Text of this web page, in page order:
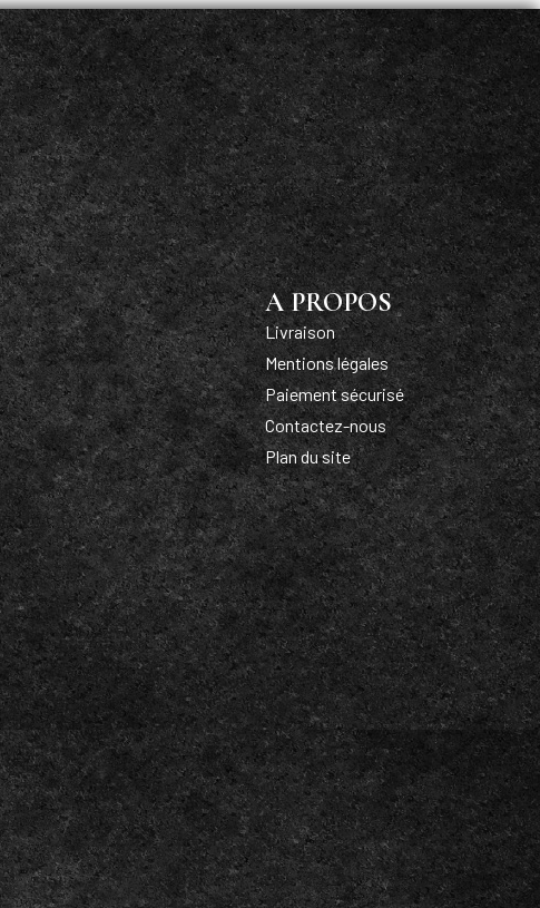
A PROPOS
Livraison
Mentions légales
Paiement sécurisé
Contactez-nous
Plan du site